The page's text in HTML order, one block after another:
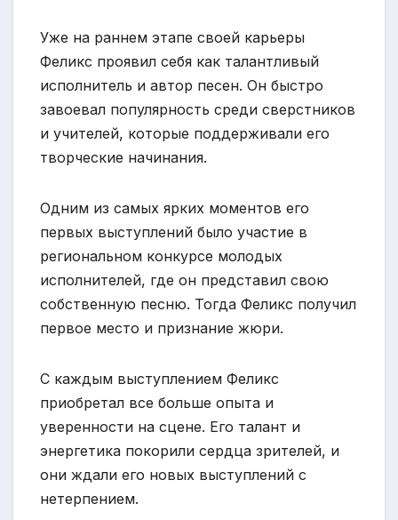
Уже на раннем этапе своей карьеры
Феликс проявил себя как талантливый
исполнитель и автор песен. Он быстро
завоевал популярность среди сверстников
и учителей, которые поддерживали его
творческие начинания.
Одним из самых ярких моментов его
первых выступлений было участие в
региональном конкурсе молодых
исполнителей, где он представил свою
собственную песню. Тогда Феликс получил
первое место и признание жюри.
С каждым выступлением Феликс
приобретал все больше опыта и
уверенности на сцене. Его талант и
энергетика покорили сердца зрителей, и
они ждали его новых выступлений с
нетерпением.